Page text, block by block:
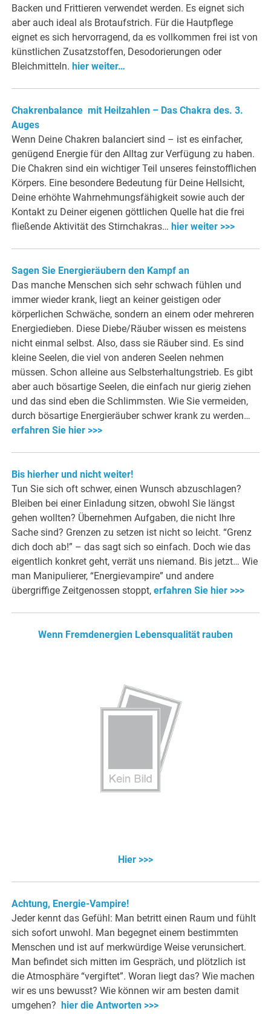
Backen und Frittieren verwendet werden. Es eignet sich
aber auch ideal als Brotaufstrich. Für die Hautpflege
eignet es sich hervorragend, da es vollkommen frei ist von
künstlichen Zusatzstoffen, Desodorierungen oder
Bleichmitteln.hier weiter…
Chakrenbalance mit Heilzahlen – Das Chakra des. 3.
Auges
Wenn Deine Chakren balanciert sind – ist es einfacher,
genügend Energie für den Alltag zur Verfügung zu haben.
Die Chakren sind ein wichtiger Teil unseres feinstofflichen
Körpers. Eine besondere Bedeutung für Deine Hellsicht,
Deine erhöhte Wahrnehmungsfähigkeit sowie auch der
Kontakt zu Deiner eigenen göttlichen Quelle hat die frei
fließende Aktivität des Stirnchakras…hier weiter >>>
Sagen Sie Energieräubern den Kampf an
Das manche Menschen sich sehr schwach fühlen und
immer wieder krank, liegt an keiner geistigen oder
körperlichen Schwäche, sondern an einem oder mehreren
Energiedieben. Diese Diebe/Räuber wissen es meistens
nicht einmal selbst. Also, dass sie Räuber sind. Es sind
kleine Seelen, die viel von anderen Seelen nehmen
müssen. Schon alleine aus Selbsterhaltungstrieb. Es gibt
aber auch bösartige Seelen, die einfach nur gierig ziehen
und das sind eben die Schlimmsten. Wie Sie vermeiden,
durch bösartige Energieräuber schwer krank zu werden…
erfahren Sie hier >>>
Bis hierher und nicht weiter!
Tun Sie sich oft schwer, einen Wunsch abzuschlagen?
Bleiben bei einer Einladung sitzen, obwohl Sie längst
gehen wollten? Übernehmen Aufgaben, die nicht Ihre
Sache sind? Grenzen zu setzen ist nicht so leicht. “Grenz
dich doch ab!” – das sagt sich so einfach. Doch wie das
eigentlich konkret geht, verrät uns niemand. Bis jetzt… Wie
man Manipulierer, “Energievampire” und andere
übergriffige Zeitgenossen stoppt,erfahren Sie hier >>>
Wenn Fremdenergien Lebensqualität rauben
Hier >>>
Achtung, Energie-Vampire!
Jeder kennt das Gefühl: Man betritt einen Raum und fühlt
sich sofort unwohl. Man begegnet einem bestimmten
Menschen und ist auf merkwürdige Weise verunsichert.
Man befindet sich mitten im Gespräch, und plötzlich ist
die Atmosphäre “vergiftet”. Woran liegt das? Wie machen
wir es uns bewusst? Wie können wir am besten damit
umgehen? hier die Antworten >>>